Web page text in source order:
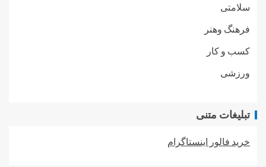
سلامتی
فرهنگ وهنر
کسب و کار
ورزشی
تبلیغات متنی
خرید فالور اینستاگرام